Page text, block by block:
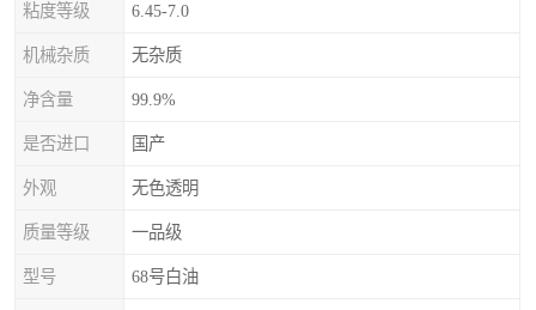
粘度等级 6.45-7.0
机械杂质 无杂质
净含量 99.9%
是否进口 国产
外观 无色透明
质量等级 一品级
型号 68号白油